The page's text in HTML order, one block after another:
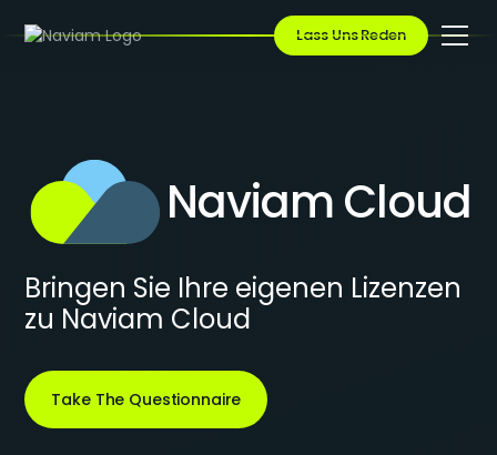
Lass Uns Reden
Naviam Cloud
Bringen Sie Ihre eigenen Lizenzen
zu Naviam Cloud
Take The Questionnaire